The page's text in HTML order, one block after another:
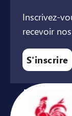
Inscrivez-
recevoir
S'inscrire
Avec le soutien